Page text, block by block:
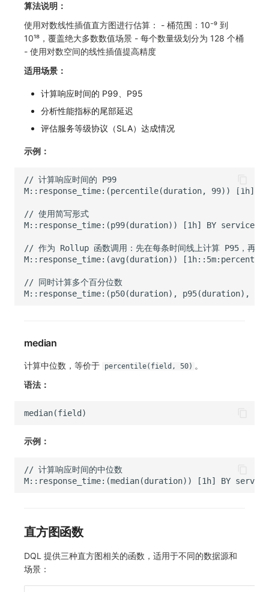
算法说明：
使用对数线性插值直方图进行估算： - 桶范围：10⁻⁹ 到
10¹⁸，覆盖绝大多数数值场景 - 每个数量级划分为 128 个桶
- 使用对数空间的线性插值提高精度
适用场景：
计算响应时间的 P99、P95
分析性能指标的尾部延迟
评估服务等级协议（SLA）达成情况
示例：
median
计算中位数，等价于 percentile(field, 50) 。
语法：
示例：
直方图函数
DQL 提供三种直方图相关的函数，适用于不同的数据源和
场景：